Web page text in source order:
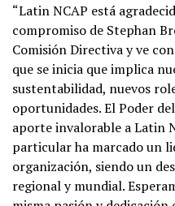
“Latin NCAP está
compromiso de Stephan
Comisión Directiva y ve
que se inicia que implica
sustentabilidad, nuevos
oportunidades. El Poder
aporte invalorable a Latin
particular ha marcado un
organización, siendo un
regional y mundial.